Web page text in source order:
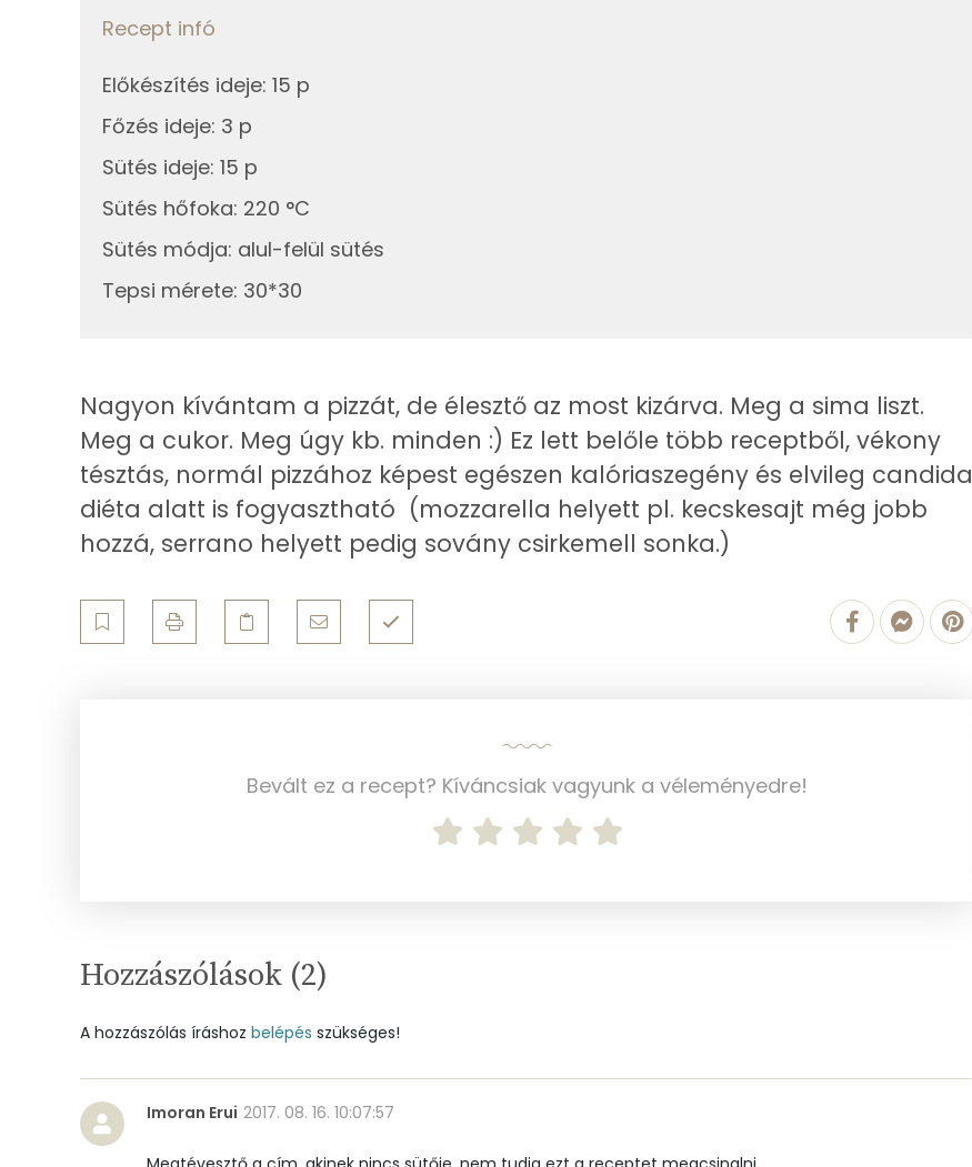
38g paradicsomszósz
38gmozzarella
13g lilahagyma
0g
oregánó
Összesen
Összesen
Összesen
Telített zsírsav
Egyszeresen telítetlen zsírsav:
Ásványi anyagok
Összesen
1980.3 g
Cink
Kálcium
240 mg
Cukor
Élelmi rost
Recept infó
Előkészítés ideje: 15 p
Főzés ideje: 3 p
Sütés ideje: 15 p
Sütés hőfoka: 220 °C
Sütés módja: alul-felül sütés
Tepsi mérete: 30*30
Nagyon kívántam a pizzát, de élesztő az most kizárva. Meg a sima liszt.
Meg a cukor. Meg úgy kb. minden :) Ez lett belőle több receptből, vékony
tésztás, normál pizzához képest egészen kalóriaszegény és elvileg candida
diéta alatt is fogyasztható (mozzarella helyett pl. kecskesajt még jobb
hozzá, serrano helyett pedig sovány csirkemell sonka.)
Bevált ez a recept? Kíváncsiak vagyunk a véleményedre!
Hozzászólások (2)
A hozzászólás íráshoz belépés szükséges!
Imoran Erui 2017. 08. 16. 10:07:57